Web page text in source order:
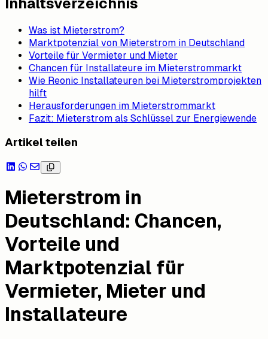
Was ist Mieterstrom?
Marktpotenzial von Mieterstrom in Deutschland
Vorteile für Vermieter und Mieter
Chancen für Installateure im Mieterstrommarkt
Wie Reonic Installateuren bei Mieterstromprojekten
hilft
Herausforderungen im Mieterstrommarkt
Fazit: Mieterstrom als Schlüssel zur Energiewende
Artikel teilen
Mieterstrom in
Deutschland: Chancen,
Vorteile und
Marktpotenzial für
Vermieter, Mieter und
Installateure